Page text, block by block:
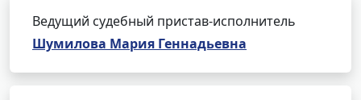
Ведущий судебный пристав-исполнитель
Шумилова Мария Геннадьевна